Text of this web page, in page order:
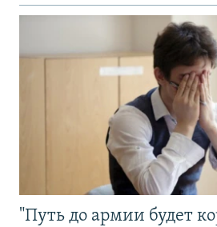
"Путь до армии будет